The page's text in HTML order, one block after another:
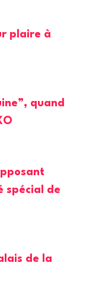
plaire à
quand
spécial de
de la